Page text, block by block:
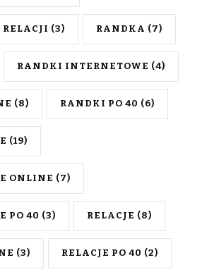
(3) RANDKA (7)
RANDKI INTERNETOWE (4)
(8) RANDKI PO 40 (6)
(19)
ONLINE (7)
PO 40 (3) RELACJE (8)
(3) RELACJE PO 40 (2)